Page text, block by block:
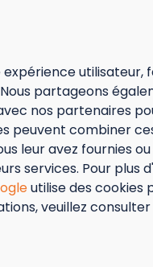
utilisateur,
partageons
nos partenaires
peuvent combiner
leur avez fournies ou
services. Pour plus
utilise des cookies
veuillez